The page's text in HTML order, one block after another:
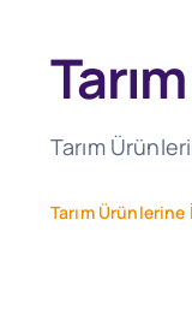
Tarım
Tarım